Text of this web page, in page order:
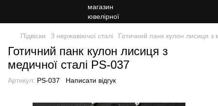
Підвіски З нержавіючої сталі Готичний панк кулон лисиця з
Готичний панк кулон лисиця з
медичної сталі PS-037
Артикул: PS-037 Написати відгук